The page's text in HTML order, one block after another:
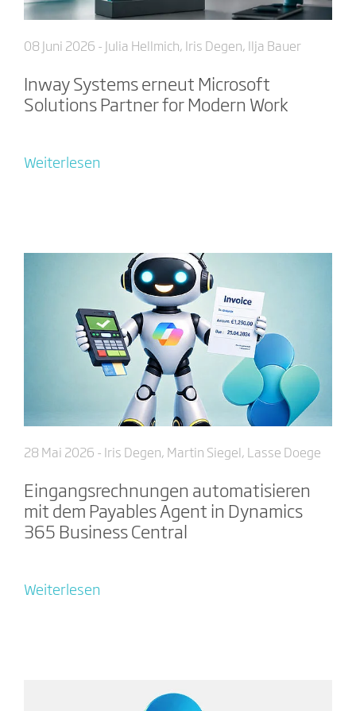
08 Juni 2026 - Julia Hellmich, Iris Degen, Ilja Bauer
Inway Systems erneut Microsoft
Solutions Partner for Modern Work
Weiterlesen
28 Mai 2026 - Iris Degen, Martin Siegel, Lasse Doege
Eingangsrechnungen automatisieren
mit dem Payables Agent in Dynamics
365 Business Central
Weiterlesen